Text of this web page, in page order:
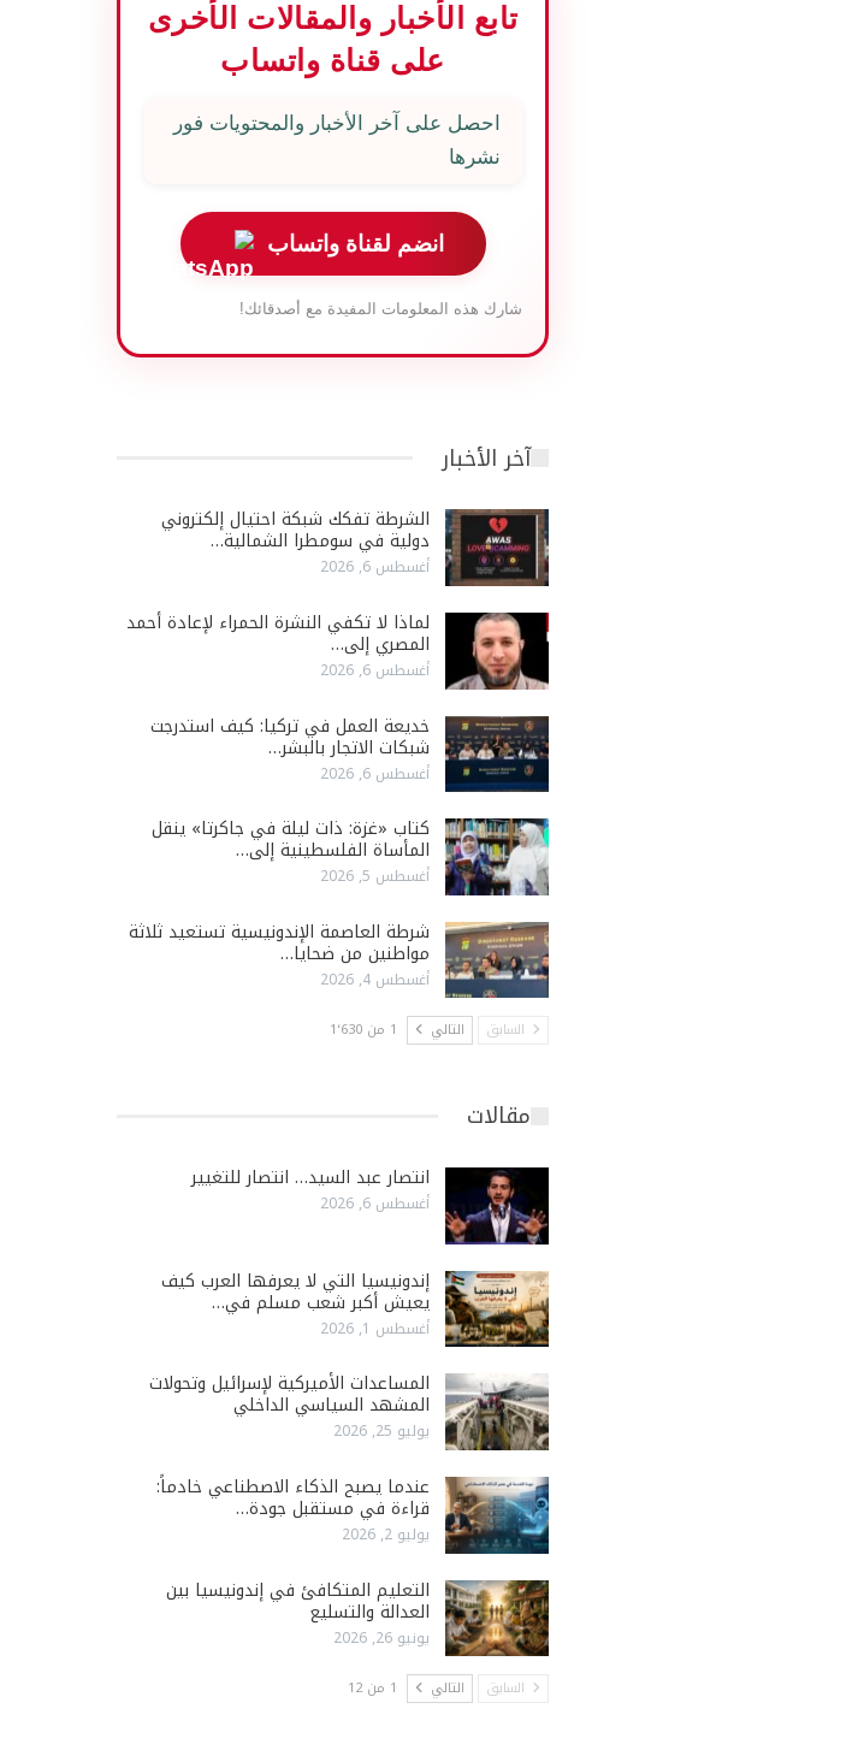
تابع الأخبار والمقالات الأخرى
على قناة واتساب
احصل على آخر الأخبار والمحتويات فور
نشرها
انضم لقناة واتساب
شارك هذه المعلومات المفيدة مع أصدقائك!
آخر الأخبار
الشرطة تفكك شبكة احتيال إلكتروني
دولية في سومطرا الشمالية…
أغسطس 6, 2026
لماذا لا تكفي النشرة الحمراء لإعادة أحمد
المصري إلى…
أغسطس 6, 2026
خديعة العمل في تركيا: كيف استدرجت
شبكات الاتجار بالبشر…
أغسطس 6, 2026
كتاب «غزة: ذات ليلة في جاكرتا» ينقل
المأساة الفلسطينية إلى…
أغسطس 5, 2026
شرطة العاصمة الإندونيسية تستعيد ثلاثة
مواطنين من ضحايا…
أغسطس 4, 2026
السابق التالي 1 من 1٬630
مقالات
انتصار عبد السيد… انتصار للتغيير
أغسطس 6, 2026
إندونيسيا التي لا يعرفها العرب كيف
يعيش أكبر شعب مسلم في…
أغسطس 1, 2026
المساعدات الأميركية لإسرائيل وتحولات
المشهد السياسي الداخلي
يوليو 25, 2026
عندما يصبح الذكاء الاصطناعي خادماً:
قراءة في مستقبل جودة…
يوليو 2, 2026
التعليم المتكافئ في إندونيسيا بين
العدالة والتسليع
يونيو 26, 2026
السابق التالي 1 من 12